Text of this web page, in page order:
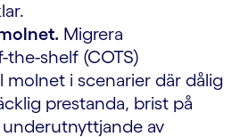
Migrera
shelf (COTS)
molnet i scenarier där dålig
prestanda, brist på
av